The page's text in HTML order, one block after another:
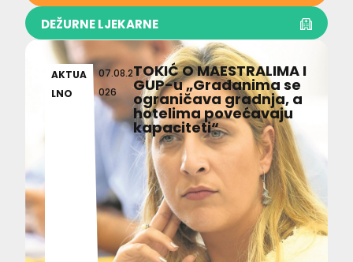
DEŽURNE LJEKARNE
AKTUA
LNO
07.08.2
026
TOKIĆ O MAESTRALIMA I
GUP-u „Građanima se
ograničava gradnja, a
hotelima povećavaju
kapaciteti“